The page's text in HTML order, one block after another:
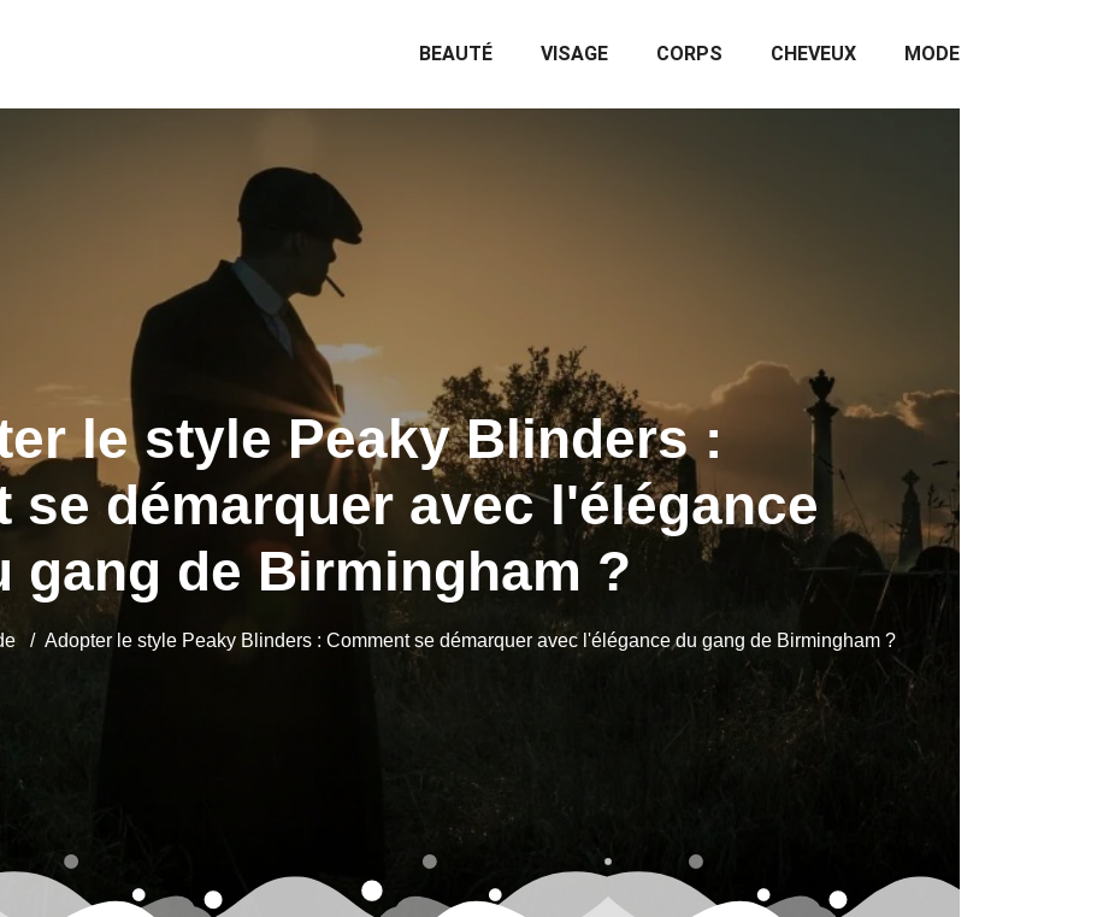
BEAUTÉ VISAGE CORPS CHEVEUX MODE
le style Peaky Blinders :
se démarquer avec l'élégance
gang de Birmingham ?
Adopter le style Peaky Blinders : Comment se démarquer avec l'élégance du gang de Birmingham ?